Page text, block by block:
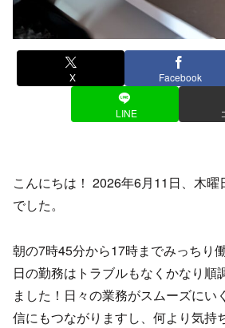
X Facebook
LINE
こんにちは！ 2026年6月11日、木曜
でした。
朝の7時45分から17時までみっちり
日の勤務はトラブルもなくかなり順
ました！日々の業務がスムーズにい
信にもつながりますし、何より気持